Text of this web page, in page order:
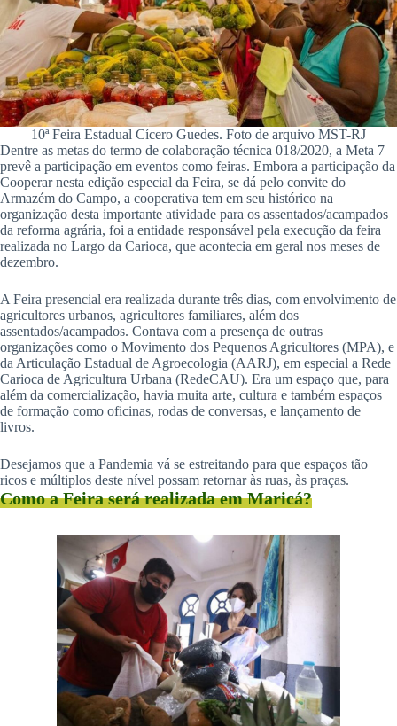
10ª Feira Estadual Cícero Guedes. Foto de arquivo MST-RJ
Dentre as metas do termo de colaboração técnica 018/2020, a Meta 7
prevê a participação em eventos como feiras. Embora a participação da
Cooperar nesta edição especial da Feira, se dá pelo convite do
Armazém do Campo, a cooperativa tem em seu histórico na
organização desta importante atividade para os assentados/acampados
da reforma agrária, foi a entidade responsável pela execução da feira
realizada no Largo da Carioca, que acontecia em geral nos meses de
dezembro.
A Feira presencial era realizada durante três dias, com envolvimento de
agricultores urbanos, agricultores familiares, além dos
assentados/acampados. Contava com a presença de outras
organizações como o Movimento dos Pequenos Agricultores (MPA), e
da Articulação Estadual de Agroecologia (AARJ), em especial a Rede
Carioca de Agricultura Urbana (RedeCAU). Era um espaço que, para
além da comercialização, havia muita arte, cultura e também espaços
de formação como oficinas, rodas de conversas, e lançamento de
livros.
Desejamos que a Pandemia vá se estreitando para que espaços tão
ricos e múltiplos deste nível possam retornar às ruas, às praças.
Como a Feira será realizada em Maricá?